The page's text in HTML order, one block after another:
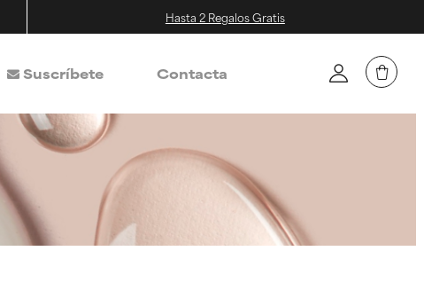
Hasta 2 Regalos Gratis
Suscríbete Contacta